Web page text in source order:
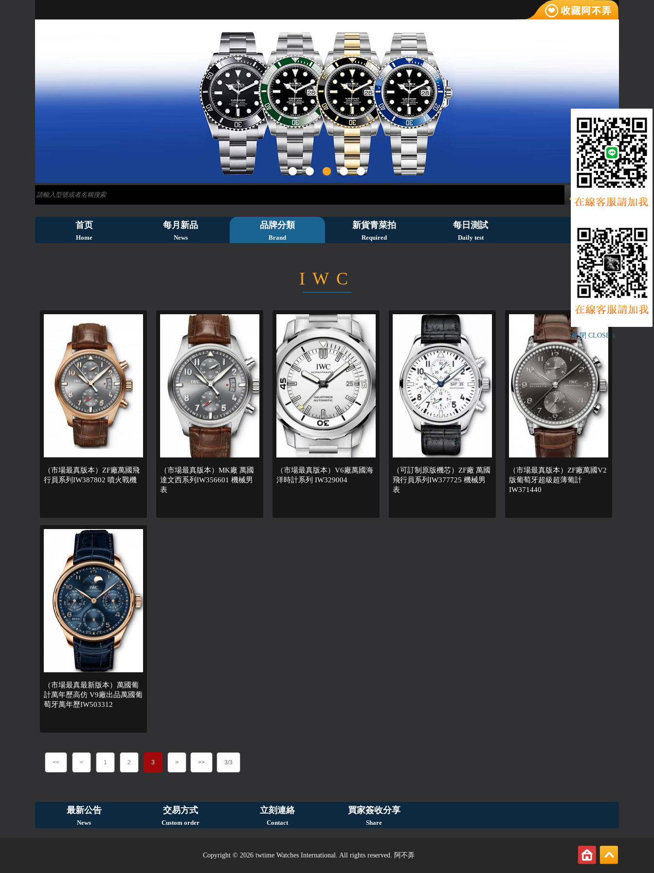
2 3 4 5
首页
Home
每月新品
News
品牌分類
Brand
新貨青菜拍
Required
每日測試
Daily test
IWC
（市場最真版本）ZF廠萬國飛
行員系列IW387802 噴火戰機
（市場最真版本）MK廠 萬國
達文西系列IW356601 機械男
表
（市場最真版本）V6廠萬國海
洋時計系列 IW329004
（可訂制原版機芯）ZF廠 萬國
飛行員系列IW377725 機械男
表
（市場最真版本）ZF廠萬國V2
版葡萄牙超級超薄葡計
IW371440
（市場最真最新版本）萬國葡
計萬年歷高仿 V9廠出品萬國葡
萄牙萬年歷IW503312
<< < 1 2 3 > >> 3/3
最新公告
News
交易方式
Custom order
立刻連絡
Contact
買家簽收分享
Share
Copyright © 2026 twtime Watches International. All rights reserved. 阿不弄
關 閉 CLOSE x